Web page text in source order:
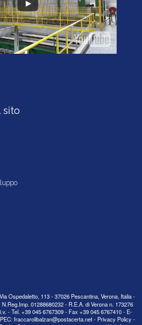
sito
Ospedaletto, 113 - 37026 Pescantina, Verona, Italia -
01288680232 - R.E.A. di Verona n. 173276
- Tel. +39 045 6767309- Fax +39 045 6767410 - E-
fraccarolibalzan@postacerta.net- Privacy Policy-